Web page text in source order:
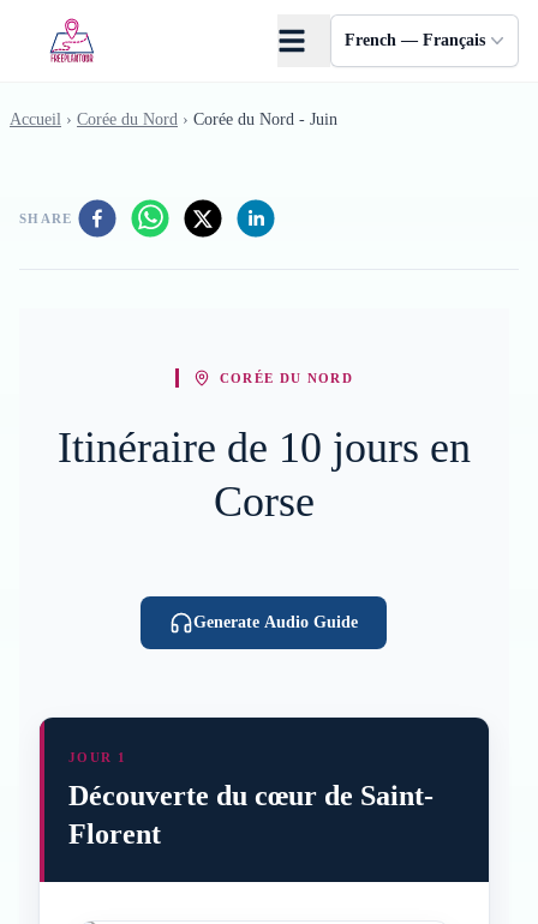
French — Français
Accueil › Corée du Nord › Corée du Nord - Juin
SHARE
CORÉE DU NORD
Itinéraire de 10 jours en
Corse
Generate Audio Guide
JOUR 1
Découverte du cœur de Saint-
Florent